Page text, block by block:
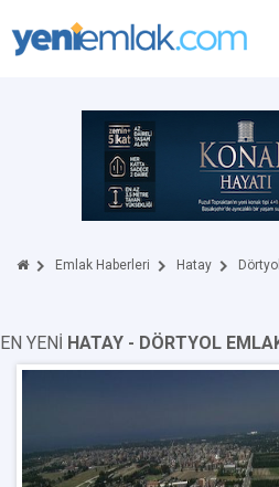
Emlak Haberleri Hatay
EN YENİ HATAY - DÖRTYOL